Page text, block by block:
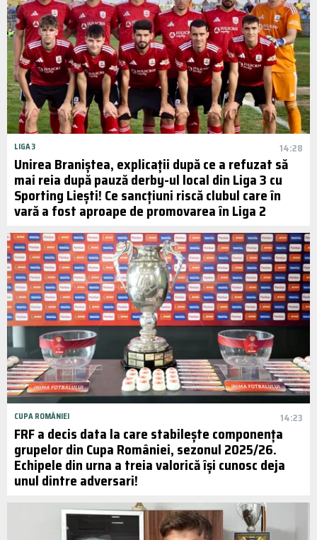
LIGA 3 14:28
Unirea Braniștea, explicații după ce a refuzat să
mai reia după pauză derby-ul local din Liga 3 cu
Sporting Liești! Ce sancțiuni riscă clubul care în
vară a fost aproape de promovarea în Liga 2
CUPA ROMÂNIEI 14:23
FRF a decis data la care stabilește componența
grupelor din Cupa României, sezonul 2025/26.
Echipele din urna a treia valorică își cunosc deja
unul dintre adversari!